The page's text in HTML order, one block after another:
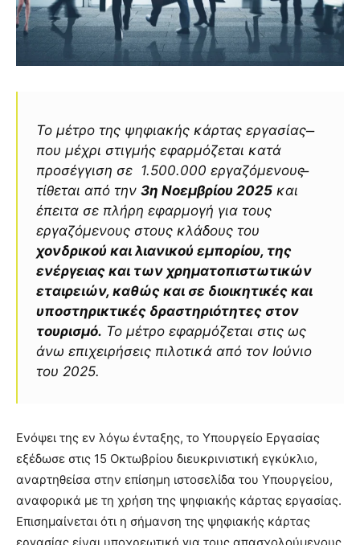
Το μέτρο της ψηφιακής κάρτας εργασίας ̶
που μέχρι στιγμής εφαρμόζεται κατά
προσέγγιση σε 1.500.000 εργαζόμενους ̶
τίθεται από την 3η Νοεμβρίου 2025 και
έπειτα σε πλήρη εφαρμογή για τους
εργαζόμενους στους κλάδους του
χονδρικού και λιανικού εμπορίου, της
ενέργειας και των χρηματοπιστωτικών
εταιρειών, καθώς και σε διοικητικές και
υποστηρικτικές δραστηριότητες στον
τουρισμό. Το μέτρο εφαρμόζεται στις ως
άνω επιχειρήσεις πιλοτικά από τον Ιούνιο
του 2025.
Ενόψει της εν λόγω ένταξης, το Υπουργείο Εργασίας
εξέδωσε στις 15 Οκτωβρίου διευκρινιστική εγκύκλιο,
αναρτηθείσα στην επίσημη ιστοσελίδα του Υπουργείου,
αναφορικά με τη χρήση της ψηφιακής κάρτας εργασίας.
Επισημαίνεται ότι η σήμανση της ψηφιακής κάρτας